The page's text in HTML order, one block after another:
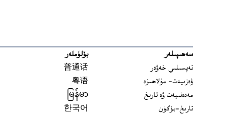
سەھىپىلەر
تەپسىلىي خەۋەر
ۋەزىيەت- مۇلاھىزە
مەدەنىيەت ۋە تارىخ
تارىخ-بۈگۈن
بۆلۈملەر
普通话
粤语
မြန်မာ
한국어